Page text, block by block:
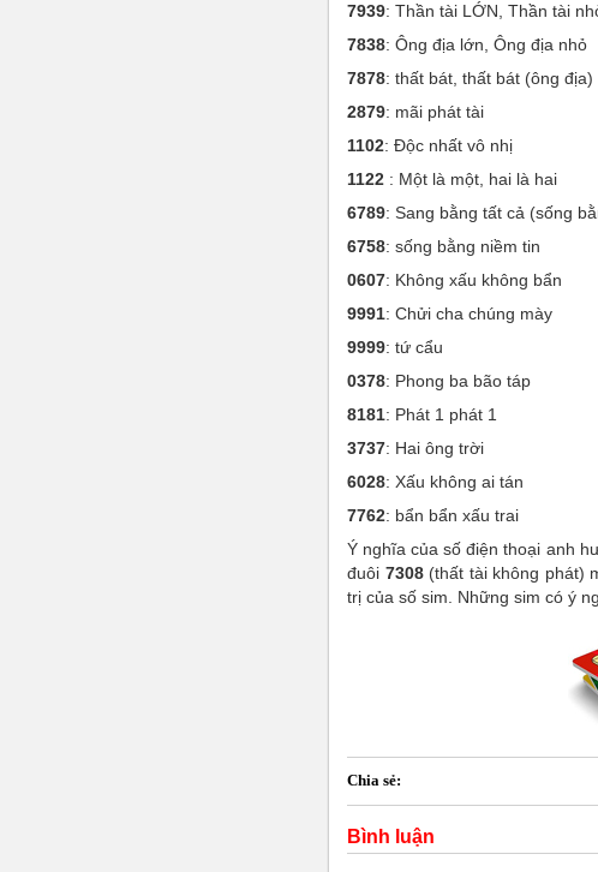
7939: Thần tài LỚN, Thần tài
7838: Ông địa lớn, Ông địa nhỏ
7878: thất bát, thất bát (ông địa)
2879: mãi phát tài
1102: Độc nhất vô nhị
1122 : Một là một, hai là hai
6789: Sang bằng tất cả (sống
6758: sống bằng niềm tin
0607: Không xấu không bẩn
9991: Chửi cha chúng mày
9999: tứ cẩu
0378: Phong ba bão táp
8181: Phát 1 phát 1
3737: Hai ông trời
6028: Xấu không ai tán
7762: bẩn bẩn xấu trai
Ý nghĩa của số điện thoại anh
đuôi 7308(thất tài không phát)
trị của số sim. Những sim có ý
Chia sẻ:
Bình luận